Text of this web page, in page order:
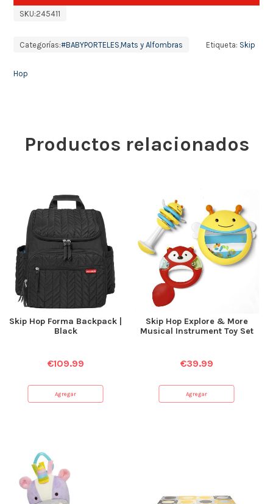
SKU:245411
Categorías:#BABYPORTELES ,Mats y Alfombras Etiqueta: Skip
Hop
Productos relacionados
Skip Hop Forma Backpack |
Black
€109.99
Agregar
Skip Hop Explore & More
Musical Instrument Toy Set
€39.99
Agregar